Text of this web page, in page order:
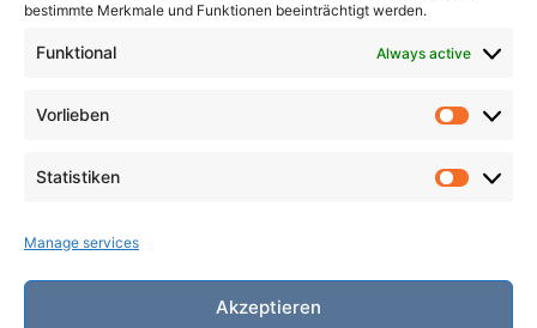
bestimmte Merkmale und Funktionen beeinträchtigt werden.
Funktional Always active
Vorlieben
Statistiken
Manage services
Akzeptieren